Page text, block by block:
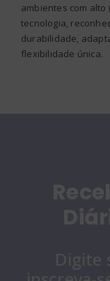
ambientes com
tecnologia,
durabilidade,
flexibilidade única.